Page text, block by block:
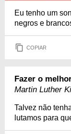
Eu tenho um
negros e
COPIAR
Fazer o
Martin Luther
Talvez não
lutamos para